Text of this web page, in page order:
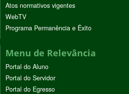
Atos normativos vigentes
WebTV
Programa Permanência e Êxito
Menu de Relevância
Portal do Aluno
Portal do Servidor
Portal do Egresso